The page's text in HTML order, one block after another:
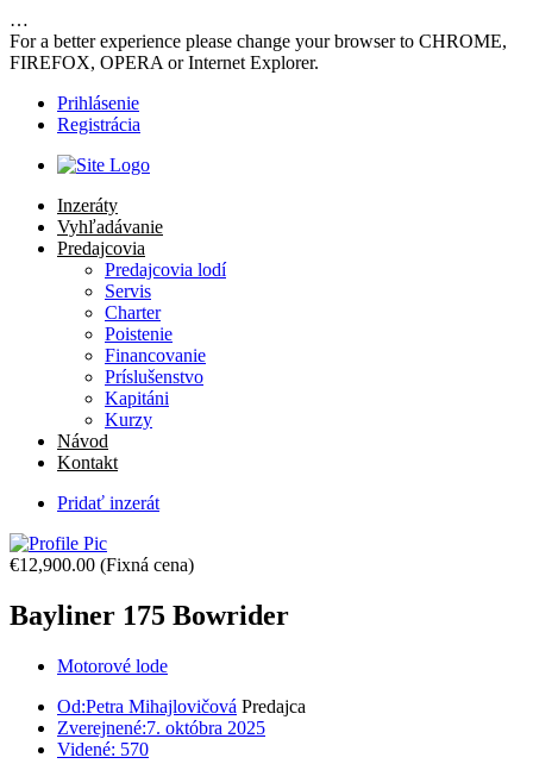
…
For a better experience please change your browser to CHROME,
FIREFOX, OPERA or Internet Explorer.
Prihlásenie
Registrácia
Inzeráty
Vyhľadávanie
Predajcovia
Predajcovia lodí
Servis
Charter
Poistenie
Financovanie
Príslušenstvo
Kapitáni
Kurzy
Návod
Kontakt
Pridať inzerát
€12,900.00 (Fixná cena)
Bayliner 175 Bowrider
Motorové lode
Od:Petra Mihajlovičová Predajca
Zverejnené:7. októbra 2025
Videné: 570